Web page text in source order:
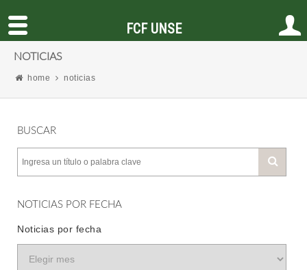
NOTICIAS
home noticias
BUSCAR
NOTICIAS POR FECHA
Noticias por fecha
FCF UNSE